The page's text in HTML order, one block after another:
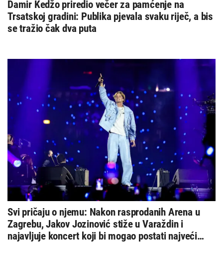
Damir Kedžo priredio večer za pamćenje na
Trsatskoj gradini: Publika pjevala svaku riječ, a bis
se tražio čak dva puta
Svi pričaju o njemu: Nakon rasprodanih Arena u
Zagrebu, Jakov Jozinović stiže u Varaždin i
najavljuje koncert koji bi mogao postati najveći